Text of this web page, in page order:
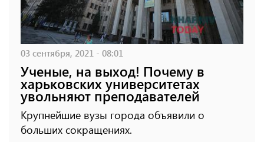
03 сентября, 2021 - 08:01
Ученые, на выход! Почему в
харьковских университетах
увольняют преподавателей
Крупнейшие вузы города объявили о
больших сокращениях.